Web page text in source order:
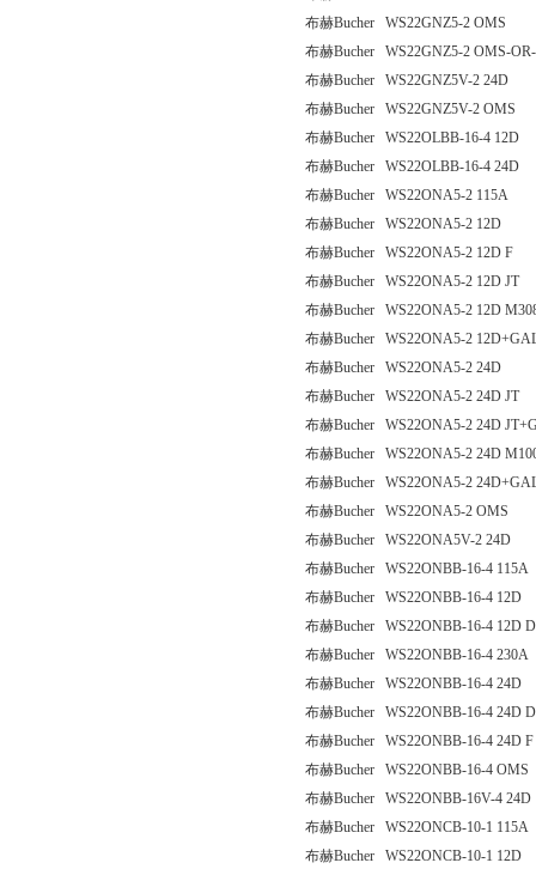
布赫Bucher WS22GNZ5-2 OMS
布赫Bucher WS22GNZ5-2 OMS-
布赫Bucher WS22GNZ5V-2 24D
布赫Bucher WS22GNZ5V-2 OMS
布赫Bucher WS22OLBB-16-4 12D
布赫Bucher WS22OLBB-16-4 24D
布赫Bucher WS22ONA5-2 115A
布赫Bucher WS22ONA5-2 12D
布赫Bucher WS22ONA5-2 12D F
布赫Bucher WS22ONA5-2 12D JT
布赫Bucher WS22ONA5-2 12D
布赫Bucher WS22ONA5-2
布赫Bucher WS22ONA5-2 24D
布赫Bucher WS22ONA5-2 24D JT
布赫Bucher WS22ONA5-2 24D
布赫Bucher WS22ONA5-2 24D
布赫Bucher WS22ONA5-2
布赫Bucher WS22ONA5-2 OMS
布赫Bucher WS22ONA5V-2 24D
布赫Bucher WS22ONBB-16-4 115A
布赫Bucher WS22ONBB-16-4 12D
布赫Bucher WS22ONBB-16-4 12D
布赫Bucher WS22ONBB-16-4 230A
布赫Bucher WS22ONBB-16-4 24D
布赫Bucher WS22ONBB-16-4 24D
布赫Bucher WS22ONBB-16-4 24D F
布赫Bucher WS22ONBB-16-4 OMS
布赫Bucher WS22ONBB-16V-4 24D
布赫Bucher WS22ONCB-10-1 115A
布赫Bucher WS22ONCB-10-1 12D